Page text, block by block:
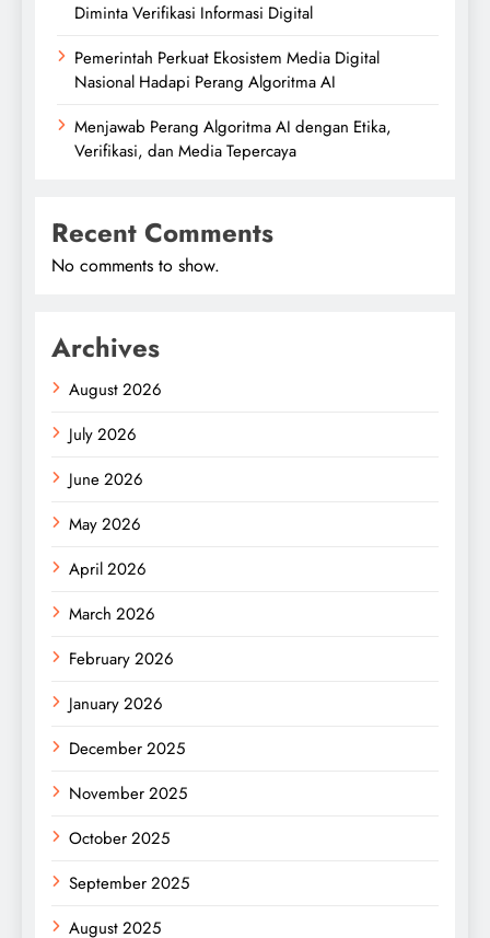
Diminta Verifikasi Informasi Digital
Pemerintah Perkuat Ekosistem Media Digital
Nasional Hadapi Perang Algoritma AI
Menjawab Perang Algoritma AI dengan Etika,
Verifikasi, dan Media Tepercaya
Recent Comments
No comments to show.
Archives
August 2026
July 2026
June 2026
May 2026
April 2026
March 2026
February 2026
January 2026
December 2025
November 2025
October 2025
September 2025
August 2025